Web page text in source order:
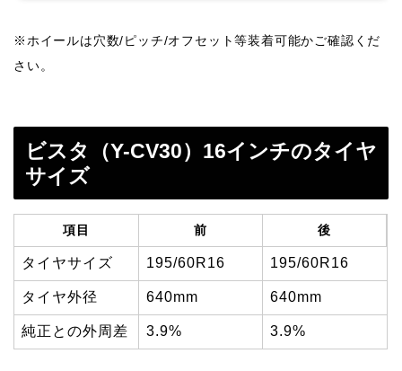
※ホイールは穴数/ピッチ/オフセット等装着可能かご確認くだ
さい。
ビスタ（Y-CV30）16インチのタイヤ
サイズ
項目 前 後
タイヤサイズ 195/60R16 195/60R16
タイヤ外径 640mm 640mm
純正との外周差 3.9% 3.9%